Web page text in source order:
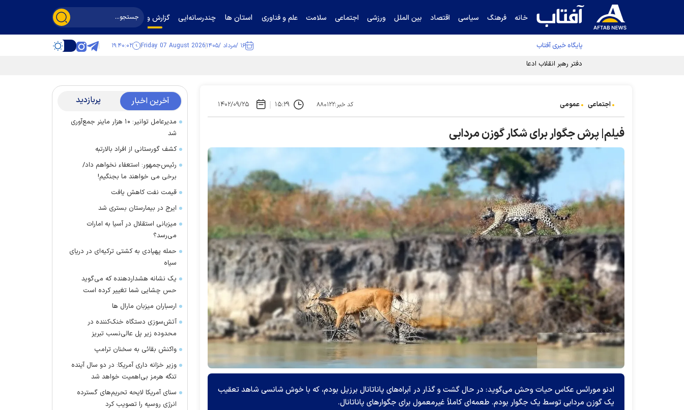
خانه فرهنگ سیاسی اقتصاد بین الملل ورزشی اجتماعی سلامت علم و فناوری استان ها چندرسانه‌ایی گزارش و گفت‌وگو
پایگاه خبری آفتاب ۱۶ /مرداد /۱۴۰۵ Friday 07 August 2026 ۱۹:۴۰:۰۳
دفتر رهبر انقلاب ادعای خرازی درباره پزشکیان را تکذیب کرد
اجتماعی عمومی کد خبر:۸۸۰۱۲۲ ۱۵:۲۹ ۱۴۰۲/۰۹/۲۵
فیلم| پرش جگوار برای شکار گوزن مردابی
ادنو مورائس عکاس حیات وحش می‌گوید: در حال گشت و گذار در آبراه‌های پاناتانال برزیل بودم، که با خوش شانسی شاهد تعقیب
یک گوزن مردابی توسط یک جگوار بودم. طعمه‌ای کاملاً غیرمعمول برای جگوار‌های پاناتانال.
آخرین اخبار پربازدید
مدیرعامل توانیر: ۱۰ هزار ماینر جمع‌آوری
شد
کشف گورستانی از افراد بالارتبه
رئیس‌جمهور: استعفاء نخواهم داد/
برخی می خواهند ما بجنگیم!
قیمت نفت کاهش یافت
ایرج در بیمارستان بستری شد
میزبانی استقلال در آسیا به امارات
می‌رسد؟
حمله پهپادی به کشتی ترکیه‌ای در دریای
سیاه
یک نشانه هشداردهنده که می‌گوید
حس چشایی شما تغییر کرده است
ارسباران میزبان مارال ها
آتش‌سوزی دستگاه خنک‌کننده در
محدوده زیر پل عالی‌نسب تبریز
واکنش بقائی به سخنان ترامپ
وزیر خزانه داری آمریکا: در دو سال آینده
تنگه هرمز بی‌اهمیت خواهد شد
سنای آمریکا لایحه تحریم‌های گسترده
انرژی روسیه را تصویب کرد